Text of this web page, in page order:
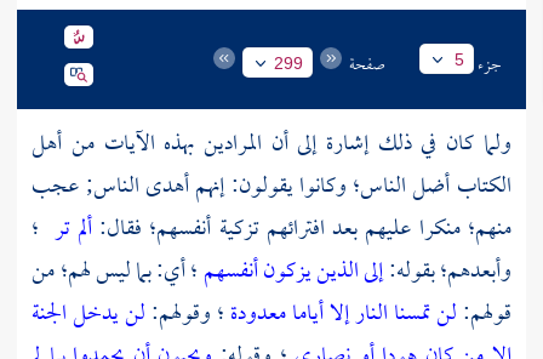
جزء 5 صفحة 299
ولما كان في ذلك إشارة إلى أن المرادين بهذه الآيات من أهل
الكتاب أضل الناس؛ وكانوا يقولون: إنهم أهدى الناس; عجب
منهم؛ منكرا عليهم بعد افترائهم تزكية أنفسهم؛ فقال:ألم تر ؛
وأبعدهم؛ بقوله:إلى الذين يزكون أنفسهم؛ أي: بما ليس لهم؛ من
قولهم:لن تمسنا النار إلا أياما معدودة؛ وقولهم:لن يدخل الجنة